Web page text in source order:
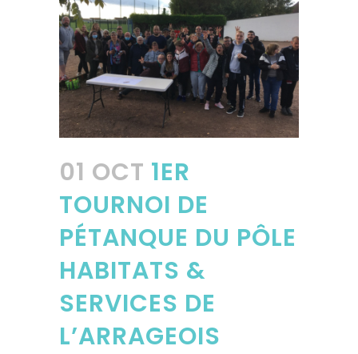
01 OCT 1ER
TOURNOI DE
PÉTANQUE DU PÔLE
HABITATS &
SERVICES DE
L’ARRAGEOIS